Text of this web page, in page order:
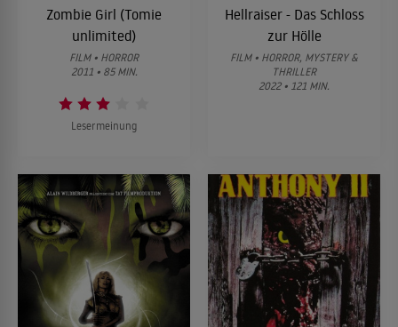
Zombie Girl (Tomie
unlimited)
FILM • HORROR
2011 • 85 MIN.
Lesermeinung
Hellraiser - Das Schloss
zur Hölle
FILM • HORROR, MYSTERY &
THRILLER
2022 • 121 MIN.